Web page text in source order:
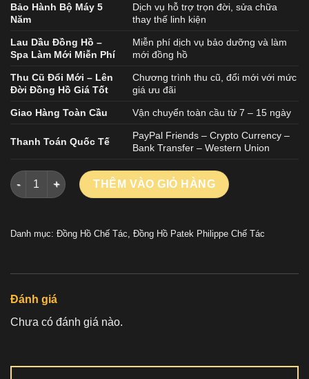
Bảo Hành Bộ Máy 5
Năm
Dịch vụ hỗ trợ trọn đời, sửa chữa
thay thế linh kiện
Lau Dầu Đồng Hồ –
Spa Làm Mới Miễn Phí
Miễn phí dịch vụ bảo dưỡng và làm
mới đồng hồ
Thu Cũ Đổi Mới – Lên
Đời Đồng Hồ Giá Tốt
Chương trình thu cũ, đổi mới với mức
giá ưu đãi
Giao Hàng Toàn Cầu Vận chuyển toàn cầu từ 7 – 15 ngày
Thanh Toán Quốc Tế
PayPal Friends – Crypto Currency –
Bank Transfer – Western Union
Đồng Hồ Patek Philippe Nautilus 5711 Mặt Số Xanh Blue
THÊM VÀO GIỎ HÀNG
Danh mục: Đồng Hồ Chế Tác Đồng Hồ Patek Philippe Chế Tác
Đánh giá
Chưa có đánh giá nào.